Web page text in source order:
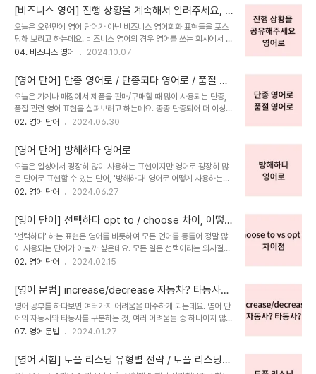
많이 쓰이는 표현들 다섯 가지로 구성해 보았으니 예문과 함께 익혀두
시고 많이 많이 사용하세요! 어제 포스팅을 못 보신 분들은 어제 포스
팅은 정말 가장 많이 쓰이는 비즈니스 영어 표현들로만 구성되어 있으
니 꼭 먼저 보신 후에 이번 포스팅을 보시기를 추천드립니다! >> [비
즈니스 영어] 진행 상황을 공유해 주세요 영어로 [비즈니스 영어] 진행
은 오랜만에 영어 단어가 아..
[비즈니스 영어] 진행 상황을 계속해서 알려주세요, K
eep me posted 만 쓰셨나요?
오늘은 오랜만에 영어 단어가 아닌 비즈니스 영어회화 표현들을 포스
팅해 보려고 하는데요. 비즈니스 영어의 경우 영어를 쓰는 회사에서 업
무 시에 사용하는 영어로 따로 공부가 필요할 만큼 새로운 표현들이 많
즈니스 영어에서 자주 쓰이는 표현들, 앞으로 자주 포스팅으로 다뤄보
겠습니다. 오늘은 비즈니스 영어에서 가장 많이 사용되는 표현
TOP5를 뽑아봤습니다. 제목에도 쓰인 진행 상황을 계속해서 알려주
세요 라는 표현, 흔히 Keep me posted라는 표현을 많이 쓰시고 또
떠올리셨을 텐데요. 직장에서 Keep me posted 보다 더 많이 사용
서 유용하게 사용하시기 바랍니다. ..
04. 비즈니스 영어 2024.10.07
[영어 단어] 단종 영어로 / 단종되다 영어로 / 품절 영
어로 / 품절되다 영어로
오늘은 가게나 매장에서 제품을 판매/구매할 때 많이 사용되는 단종,
품절 관련 영어 표현을 살펴보려고 하는데요. 종종 단종되어 더 이상
제품이 출시되지 않는 것을 의미할 때 품절이라는 표현을 혼동하여 사
재고 입고 시 다시 구매할 수 있지만 단종은 해당 제품이 더 이상 생산
되거나 판매되지 않음을 의미하기 때문에 구분하여 사용할 필요가 있
습니다. 영어 표현 또한 단종 영어로, 품절 영어로 구분하여 사용해야
하는데요. 단종 영어로, 품절 영어로 각가 어떻게 표현하는지 다양한
예문들과 함께 살펴보겠습니다. 단종 영어로 1. 단종 영어로 /
의미하는 '단종'은 'discon..
02. 영어 단어 2024.06.30
[영어 단어] 방해하다 영어로
오늘은 일상에서 굉장히 많이 사용하는 표현이지만 영어로 굉장히 많
은 단어로 표현할 수 있는 단어, '방해하다' 영어로 어떻게 사용하는지
다양한 영어 단어와 상황에 따라 어떤 단어를 사용해야 할지도 함께 알
는, 그리고 실제로 사용도 또한 매우 높은 단어는 'disturb' 와
'interrupt'입니다. 두 단어 모두 '방해하다' 영어로 사용하고 싶을 때
사용할 수 있는 단어이지만 약간의 의미상의 차이가 있습니다.
'disturb'와 'interrupt' 이외에도 상황에 따라 방해하다 영어로 쓸
수 있는 표현들까지 방해하다 영어로 한 번에 정리해 보도록 하겠습니
02. 영어 단어 2024.06.27
[영어 단어] 선택하다 opt to / choose 차이, 어떻
게 다를까
'선택하다' 하는 표현은 영어를 비롯하여 모든 언어를 통틀어 정말 많
이 사용되는 단어가 아닐까 싶은데요. 모든 일은 선택이라는 의사결정
이 필요하기 때문이겠죠. '선택하다'라는 단어를 영어로 표현할 때 대
고 싶을 때, 혹은 말하고자 하는 선택이 조금 더 신중한 선택일 때에는
'opt to'를 사용하여 표현할 수 있습니다. 이번 포스팅에서는
choose와 opt to의 차이점과 용법을 예문과 함께 알아보도록 하겠
습니다! [otp to / choose] 1. 선택의 의도먼저 선택의 의도에 따라
서 choose 는 단순히 여러 가지 대상 중에 하나를 선택하는 행위를
02. 영어 단어 2024.02.15
[영어 문법] increase/decrease 자동차? 타동사?
이걸로 종결!
영어 공부를 하다보면 여러가지 어려움을 마주하게 되는데요. 영어 단
어의 자동사와 타동사를 구분하는 것, 여러 어려움들 중 하나이지 않을
까 생각합니다. 오늘 소개할 영어 단어는 영어를 조금이라도 공부하신
'increase/decrease' 입니다. 대부분의 사람들이 increase와
decrease의 의미는 알고 계시지만, 이 단어 자동사야 타동사야? 라
07. 영어 문법 2024.01.27
[영어 시험] 토플 리스닝 유형별 전략 / 토플 리스닝